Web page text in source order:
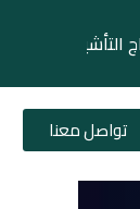
تواصل معنا